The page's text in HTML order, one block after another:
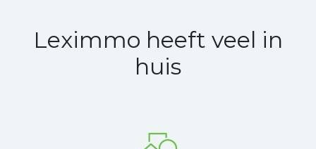
Leximmo heeft veel in
huis